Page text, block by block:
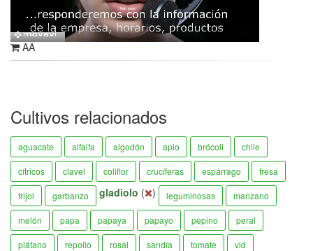
AA
Cultivos relacionados
aguacate alfalfa algodón apio brócoli chile
cítricos clavel coliflor crucíferas espárrago fresa
frijol garbanzo gladiolo ( ) leguminosas manzano
melón papa papaya papayo pepino peral
plátano repollo rosal sandía tomate vid